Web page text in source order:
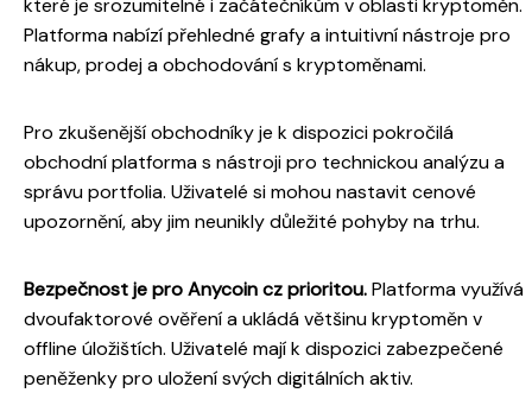
které je srozumitelné i začátečníkům v oblasti kryptoměn.
Platforma nabízí přehledné grafy a intuitivní nástroje pro
nákup, prodej a obchodování s kryptoměnami.
Pro zkušenější obchodníky je k dispozici pokročilá
obchodní platforma s nástroji pro technickou analýzu a
správu portfolia. Uživatelé si mohou nastavit cenové
upozornění, aby jim neunikly důležité pohyby na trhu.
Bezpečnost je pro Anycoin cz prioritou.Platforma využívá
dvoufaktorové ověření a ukládá většinu kryptoměn v
offline úložištích. Uživatelé mají k dispozici zabezpečené
peněženky pro uložení svých digitálních aktiv.